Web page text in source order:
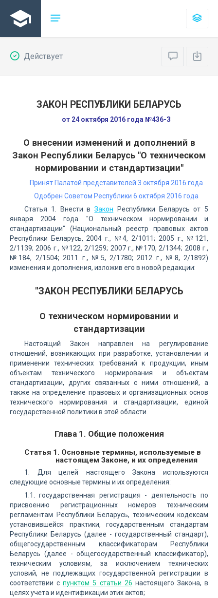
Действует
ЗАКОН РЕСПУБЛИКИ БЕЛАРУСЬ
от 24 октября 2016 года №436-З
О внесении изменений и дополнений в
Закон Республики Беларусь "О техническом
нормировании и стандартизации"
Принят Палатой представителей 3 октября 2016 года
Одобрен Советом Республики 6 октября 2016 года
Статья 1. Внести в Закон Республики Беларусь от 5
января 2004 года "О техническом нормировании и
стандартизации" (Национальный реестр правовых актов
Республики Беларусь, 2004 г., №4, 2/1011; 2005 г., №121,
2/1139; 2006 г., №122, 2/1259; 2007 г., №170, 2/1344; 2008 г.,
№184, 2/1504; 2011 г., №5, 2/1780; 2012 г., №8, 2/1892)
изменения и дополнения, изложив его в новой редакции:
"ЗАКОН РЕСПУБЛИКИ БЕЛАРУСЬ
О техническом нормировании и
стандартизации
Настоящий Закон направлен на регулирование
отношений, возникающих при разработке, установлении и
применении технических требований к продукции, иным
объектам технического нормирования и объектам
стандартизации, других связанных с ними отношений, а
также на определение правовых и организационных основ
технического нормирования и стандартизации, единой
государственной политики в этой области.
Глава 1. Общие положения
Статья 1. Основные термины, используемые в
настоящем Законе, и их определения
1. Для целей настоящего Закона используются
следующие основные термины и их определения:
1.1. государственная регистрация - деятельность по
присвоению регистрационных номеров техническим
регламентам Республики Беларусь, техническим кодексам
установившейся практики, государственным стандартам
Республики Беларусь (далее - государственный стандарт),
общегосударственным классификаторам Республики
Беларусь (далее - общегосударственный классификатор),
техническим условиям, за исключением технических
условий, не подлежащих государственной регистрации в
соответствии спунктом 5 статьи 26 настоящего Закона, в
целях учета и идентификации этих актов;